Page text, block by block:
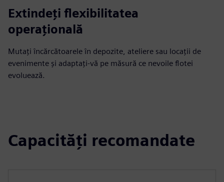
Extindeți flexibilitatea
operațională
Mutați încărcătoarele în depozite, ateliere sau locații de
evenimente și adaptați-vă pe măsură ce nevoile flotei
evoluează.
Capacități recomandate